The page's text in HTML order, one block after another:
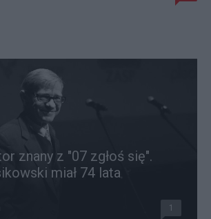
znany z "07 zgłoś się".
miał 74 lata
1